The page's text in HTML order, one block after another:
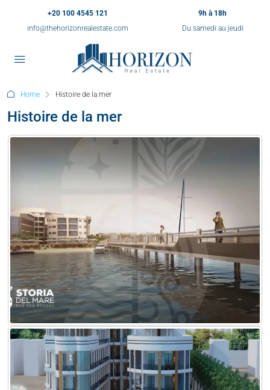
+20 100 4545 121
info@thehorizonrealestate.com
9h à 18h
Du samedi au jeudi
Home Histoire de la mer
Histoire de la mer